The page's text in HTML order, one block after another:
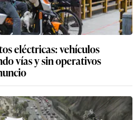
eléctricas: vehículos
vías y sin operativos